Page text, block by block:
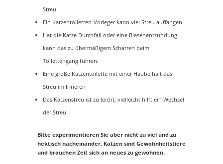
Streu.
Ein Katzentoiletten-Vorleger kann viel Streu auffangen.
Hat die Katze Durchfall oder eine Blasenentzündung
kann das zu übermäßigem Scharren beim
Toilettengang führen.
Eine große Katzentoilette mit einer Haube hält das
Streu im Inneren
Das Katzenstreu ist zu leicht, vielleicht hilft ein Wechsel
der Streu
Bitte experimentieren Sie aber nicht zu viel und zu
hektisch nacheinander. Katzen sind Gewohnheitstiere
und brauchen Zeit sich an neues zu gewöhnen.